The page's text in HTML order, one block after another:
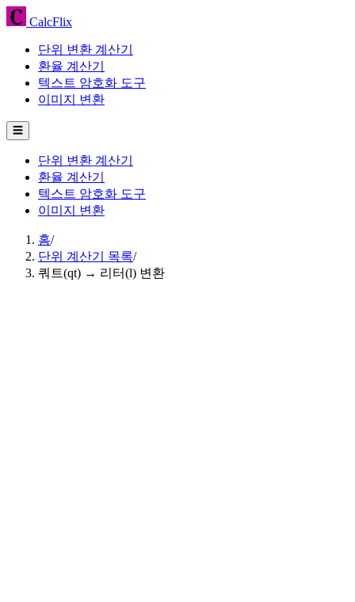
CalcFlix
단위 변환 계산기
환율 계산기
텍스트 암호화 도구
이미지 변환
☰
단위 변환 계산기
환율 계산기
텍스트 암호화 도구
이미지 변환
홈/
단위 계산기 목록/
쿼트(qt) → 리터(l) 변환